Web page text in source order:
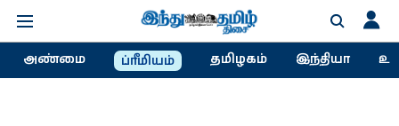
அண்மை ப்ரீமியம் தமிழகம் இந்தியா